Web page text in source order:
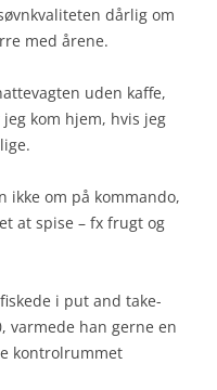
dårlig om
med årene.
uden kaffe,
kom hjem, hvis jeg
ikke om på kommando,
at spise – fx frugt og
i put and take-
varmede han gerne en
kontrolrummet